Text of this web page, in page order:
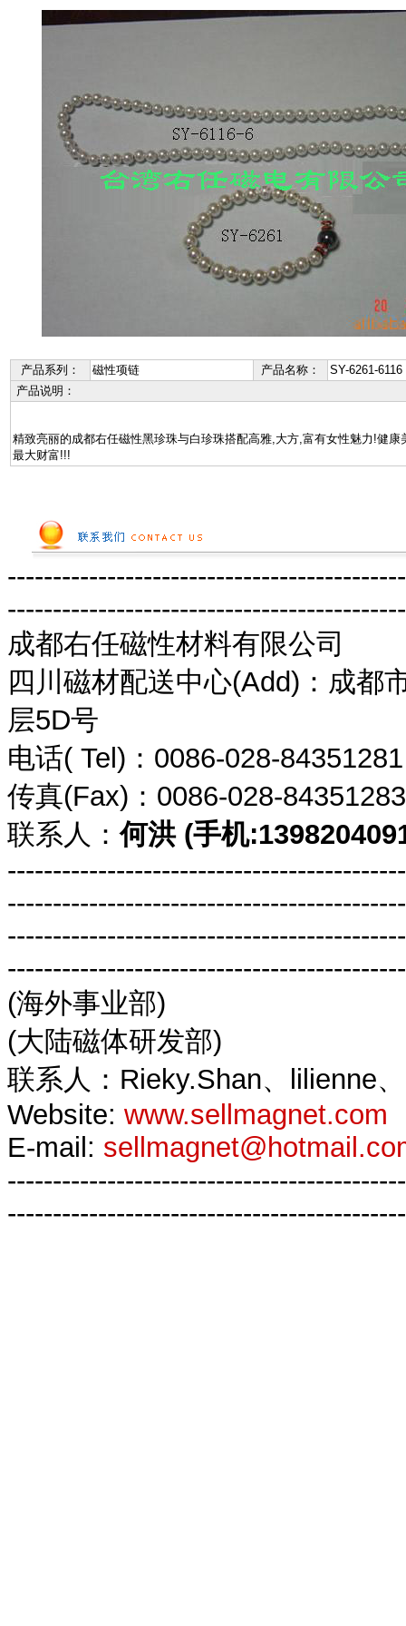
产品系列： 磁性项链 产品名称：
SY-6261-6116
产品说明：
精致亮丽的成都右任磁性黑珍珠与白珍珠搭配高雅,大方,富有女性魅力!健康
最大财富!!!
成都右任磁性材料有限公司
四川磁材配送中心(Add)：成都
层5D号
电话( Tel)：0086-028-
传真(Fax)：0086-028-
联系人：何洪 (手机
(海外事业部)
(大陆磁体研发部)
联系人：Rieky.Shan、lilienne
Website: www.sellmagnet.com
E-mail: